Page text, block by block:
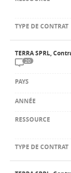
TERRA SPRL,
20